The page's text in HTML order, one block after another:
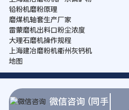
铅粉机磨粉原理
磨煤机轴套生产厂家
雷蒙磨机出料口粉尘浓度
大理石磨机操作规程
上海建冶磨粉机衢州灰钙机
地图
微信咨询 (同手